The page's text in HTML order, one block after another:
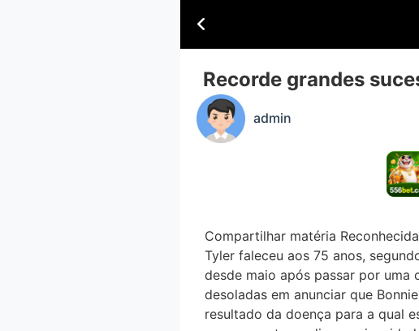
Recorde grandes
admin
Compartilhar matéria
Tyler faleceu aos 75 anos,
desde maio após passar por uma
desoladas em anunciar que
resultado da doença para a qual